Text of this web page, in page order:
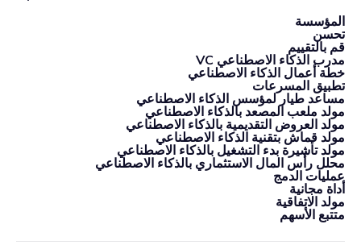
المؤسسة
تحسن
قم بالتقييم
مدرب الذكاء الاصطناعي VC
خطة أعمال الذكاء الاصطناعي
تطبيق المسرعات
مساعد طيار لمؤسس الذكاء الاصطناعي
مولد ملعب المصعد بالذكاء الاصطناعي
مولد العروض التقديمية بالذكاء الاصطناعي
مولد قماش بتقنية الذكاء الاصطناعي
مولد تأشيرة بدء التشغيل بالذكاء الاصطناعي
محلل رأس المال الاستثماري بالذكاء الاصطناعي
عمليات الدمج
أداة مجانية
مولد الاتفاقية
متتبع الأسهم